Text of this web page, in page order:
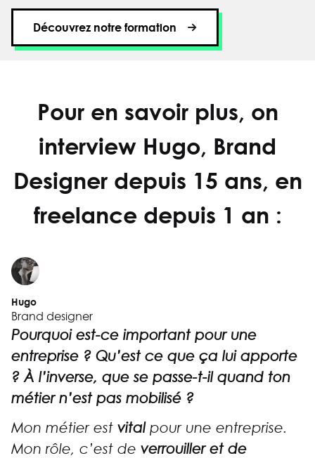
Découvrez notre formation
Pour en savoir plus, on
interview Hugo, Brand
Designer depuis 15 ans, en
freelance depuis 1 an :
Hugo
Brand designer
Pourquoi est-ce important pour une
entreprise ? Qu’est ce que ça lui apporte
? À l’inverse, que se passe-t-il quand ton
métier n’est pas mobilisé ?
Mon métier est vitalpour une entreprise.
Mon rôle, c’est de verrouiller et de